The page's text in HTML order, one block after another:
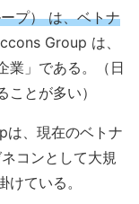
プ） は、ベトナ
Group は、
業」である。（日
とが多い）
、現在のベトナ
コンとして大規
ている。